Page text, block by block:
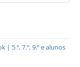
| 5.º, 7.º, 9.º e alunos